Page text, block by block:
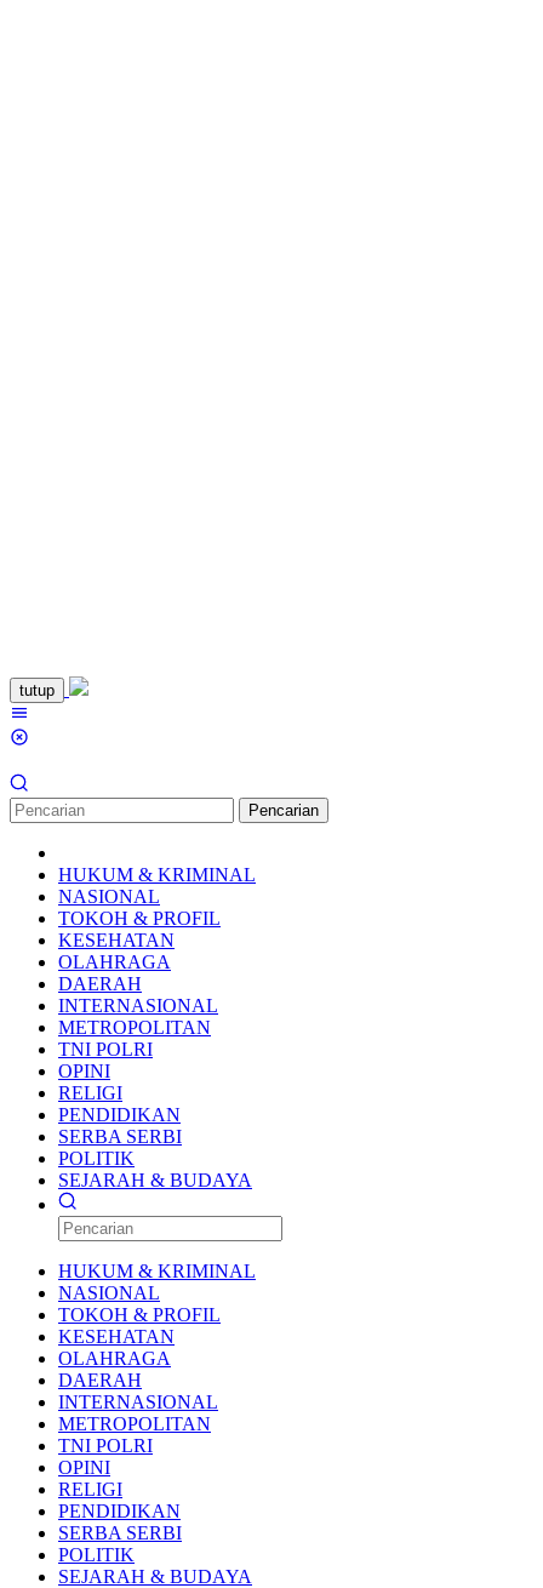
Loncat
ke
konten
tutup
Pencarian
HUKUM & KRIMINAL
NASIONAL
TOKOH & PROFIL
KESEHATAN
OLAHRAGA
DAERAH
INTERNASIONAL
METROPOLITAN
TNI POLRI
OPINI
RELIGI
PENDIDIKAN
SERBA SERBI
POLITIK
SEJARAH & BUDAYA
HUKUM & KRIMINAL
NASIONAL
TOKOH & PROFIL
KESEHATAN
OLAHRAGA
DAERAH
INTERNASIONAL
METROPOLITAN
TNI POLRI
OPINI
RELIGI
PENDIDIKAN
SERBA SERBI
POLITIK
SEJARAH & BUDAYA